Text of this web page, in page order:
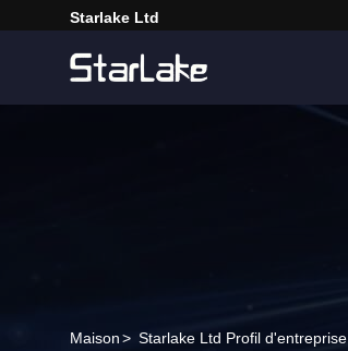
Starlake Ltd
Maison> Starlake Ltd Profil d'entreprise